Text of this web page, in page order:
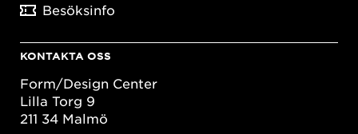
Besöksinfo
KONTAKTA OSS
Form/Design Center
Lilla Torg 9
211 34 Malmö